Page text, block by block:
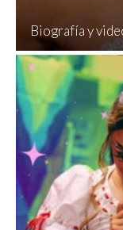
Biografía y